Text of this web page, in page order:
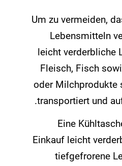
Um zu vermeiden,
Lebensmitteln
leicht verderbliche
Fleisch, Fisch
oder Milchprodukte
transportiert und
Eine
Einkauf leicht
tiefgefrorene